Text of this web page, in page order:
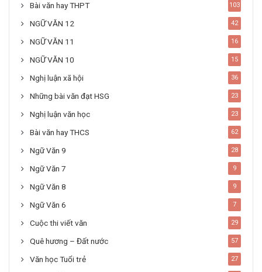
Bài văn hay THPT 103
NGỮ VĂN 12 42
NGỮ VĂN 11 16
NGỮ VĂN 10 15
Nghị luận xã hội 36
Những bài văn đạt HSG 23
Nghị luận văn học 23
Bài văn hay THCS 62
Ngữ Văn 9 28
Ngữ Văn 7 9
Ngữ Văn 8 9
Ngữ Văn 6 7
Cuộc thi viết văn 29
Quê hương – Đất nước 57
Văn học Tuổi trẻ 27